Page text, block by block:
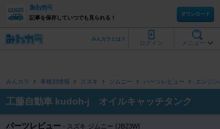
記事を保存していつでも見られる！
ダウンロード
メニュー
ログイン
みんカラとは？
みんカラ 車種別情報 スズキ ジムニー パーツレビュー エンジ
工藤自動車 kudoh-j オイルキャッチタンク
パーツレビュー スズキ ジムニー [JB23W]